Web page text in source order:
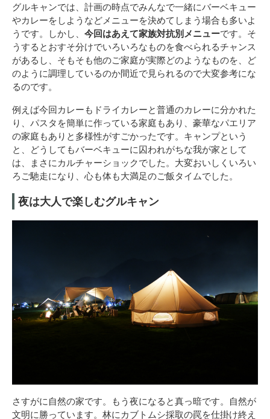
グルキャンでは、計画の時点でみんなで一緒にバーベキュー
やカレーをしようなどメニューを決めてしまう場合も多いよ
うです。しかし、 今回はあえて家族対抗別メニューです。そ
うするとおすそ分けでいろいろなものを食べられるチャンス
があるし、そもそも他のご家庭が実際どのようなものを、ど
のように調理しているのか間近で見られるので大変参考にな
るのです。
例えば今回カレーもドライカレーと普通のカレーに分かれた
り、パスタを簡単に作っている家庭もあり、豪華なパエリア
の家庭もありと多様性がすごかったです。キャンプという
と、どうしてもバーベキューに囚われがちな我が家として
は、まさにカルチャーショックでした。大変おいしくいろい
ろご馳走になり、心も体も大満足のご飯タイムでした。
夜は大人で楽しむグルキャン
さすがに自然の家です。もう夜になると真っ暗です。自然が
文明に勝っています。林にカブトムシ採取の罠を仕掛け終え